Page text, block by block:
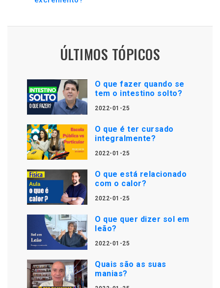
ÚLTIMOS TÓPICOS
O que fazer quando se
tem o intestino solto?
2022-01-25
O que é ter cursado
integralmente?
2022-01-25
O que está relacionado
com o calor?
2022-01-25
O que quer dizer sol em
leão?
2022-01-25
Quais são as suas
manias?